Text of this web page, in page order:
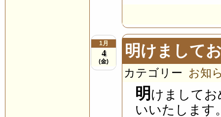
1月
4
(金)
明けまして
カテゴリー お知
明 けまして
いいたします